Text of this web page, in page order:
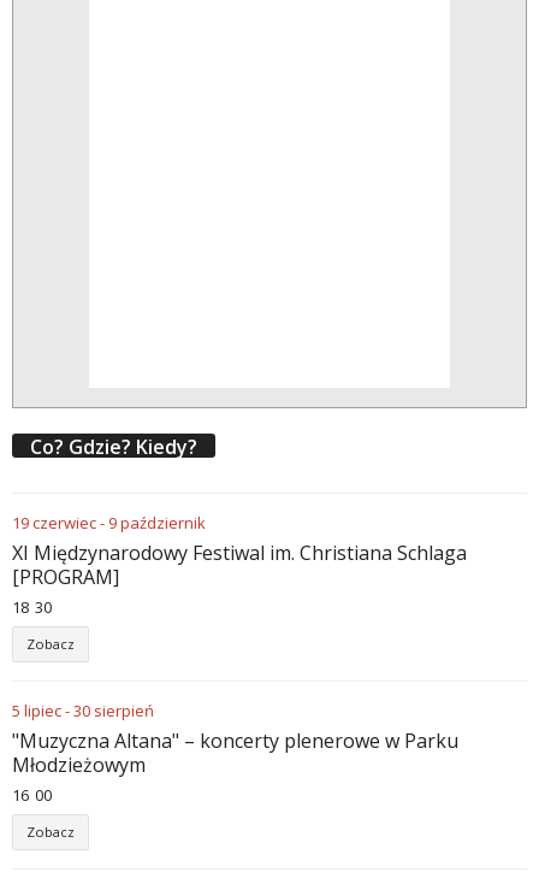
Co? Gdzie? Kiedy?
19czerwiec- 9październik
XI Międzynarodowy Festiwal im. Christiana Schlaga
[PROGRAM]
18 30
Zobacz
5 lipiec-30 sierpień
"Muzyczna Altana" – koncerty plenerowe w Parku
Młodzieżowym
16 00
Zobacz